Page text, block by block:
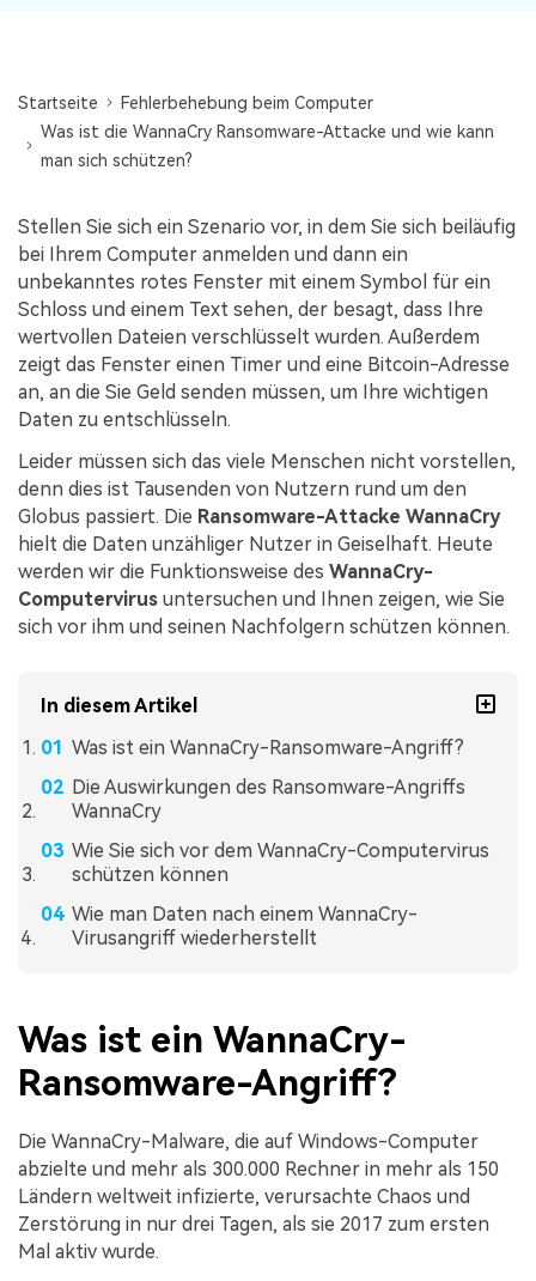
Startseite
Fehlerbehebung beim Computer
Was ist die WannaCry Ransomware-Attacke und wie kann
man sich schützen?
Stellen Sie sich ein Szenario vor, in dem Sie sich beiläufig
bei Ihrem Computer anmelden und dann ein
unbekanntes rotes Fenster mit einem Symbol für ein
Schloss und einem Text sehen, der besagt, dass Ihre
wertvollen Dateien verschlüsselt wurden. Außerdem
zeigt das Fenster einen Timer und eine Bitcoin-Adresse
an, an die Sie Geld senden müssen, um Ihre wichtigen
Daten zu entschlüsseln.
Leider müssen sich das viele Menschen nicht vorstellen,
denn dies ist Tausenden von Nutzern rund um den
Globus passiert. Die Ransomware-Attacke WannaCry
hielt die Daten unzähliger Nutzer in Geiselhaft. Heute
werden wir die Funktionsweise des WannaCry-
Computervirus untersuchen und Ihnen zeigen, wie Sie
sich vor ihm und seinen Nachfolgern schützen können.
In diesem Artikel
Was ist ein WannaCry-Ransomware-Angriff?
Die Auswirkungen des Ransomware-Angriffs
WannaCry
Wie Sie sich vor dem WannaCry-Computervirus
schützen können
Wie man Daten nach einem WannaCry-
Virusangriff wiederherstellt
Was ist ein WannaCry-
Ransomware-Angriff?
Die WannaCry-Malware, die auf Windows-Computer
abzielte und mehr als 300.000 Rechner in mehr als 150
Ländern weltweit infizierte, verursachte Chaos und
Zerstörung in nur drei Tagen, als sie 2017 zum ersten
Mal aktiv wurde.